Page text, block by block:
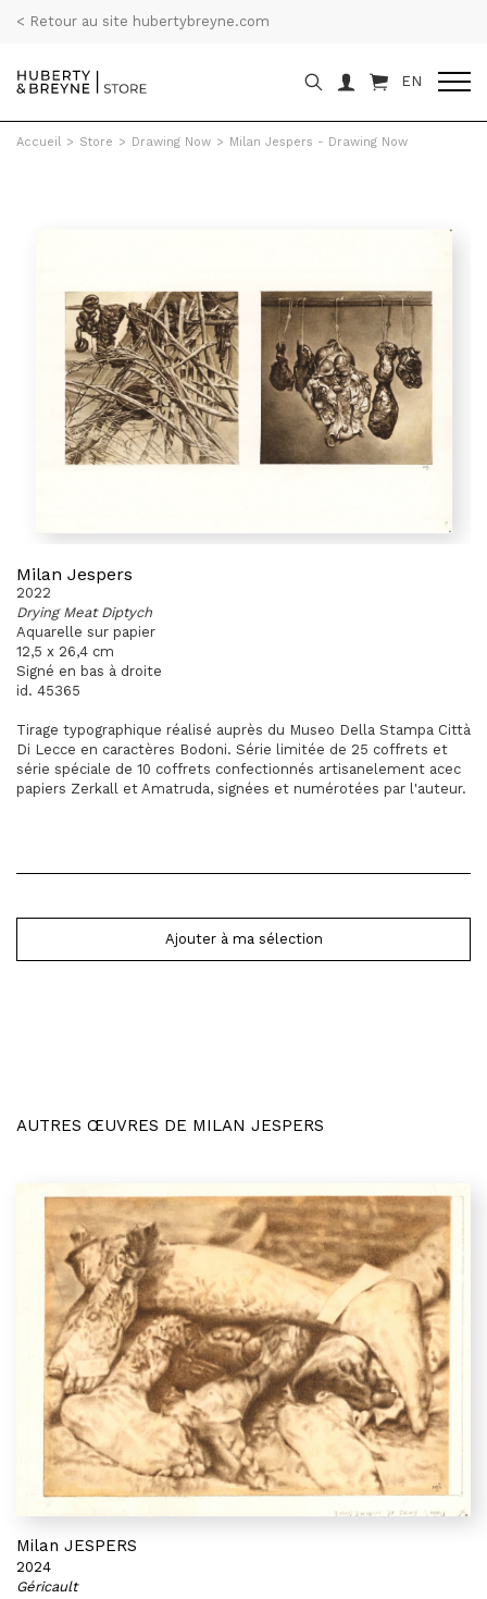
< Retour au site hubertybreyne.com
EN
Accueil > Store > Drawing Now > Milan Jespers - Drawing Now
Milan Jespers
2022
Drying Meat Diptych
Aquarelle sur papier
12,5 x 26,4 cm
Signé en bas à droite
id. 45365
Tirage typographique réalisé auprès du Museo Della Stampa Città
Di Lecce en caractères Bodoni. Série limitée de 25 coffrets et
série spéciale de 10 coffrets confectionnés artisanelement acec
papiers Zerkall et Amatruda, signées et numérotées par l'auteur.
Ajouter à ma sélection
AUTRES ŒUVRES DE MILAN JESPERS
Milan JESPERS
2024
Géricault